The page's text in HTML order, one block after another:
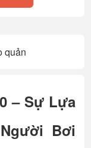
quản
– Sự Lựa
Bơi